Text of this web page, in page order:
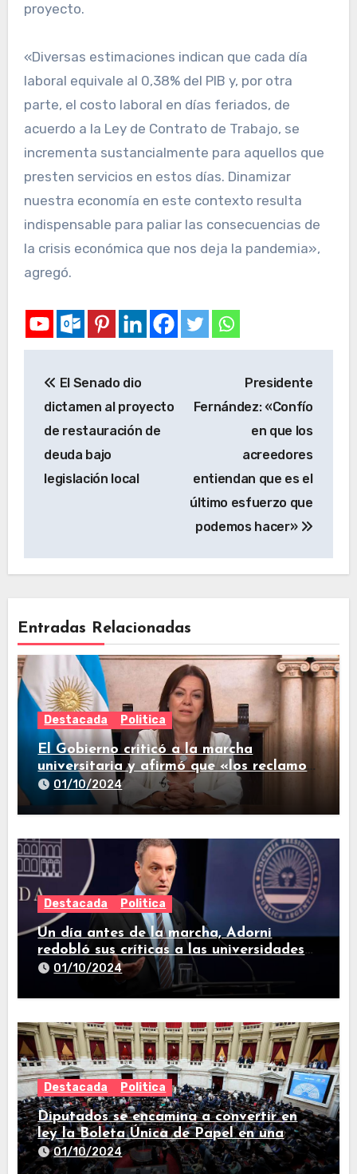
proyecto.
«Diversas estimaciones indican que cada día
laboral equivale al 0,38% del PIB y, por otra
parte, el costo laboral en días feriados, de
acuerdo a la Ley de Contrato de Trabajo, se
incrementa sustancialmente para aquellos que
presten servicios en estos días. Dinamizar
nuestra economía en este contexto resulta
indispensable para paliar las consecuencias de
la crisis económica que nos deja la pandemia»,
agregó.
El Senado dio
dictamen al proyecto
de restauración de
deuda bajo
legislación local
Presidente
Fernández: «Confío
en que los
acreedores
entiendan que es el
último esfuerzo que
podemos hacer»
Entradas Relacionadas
Destacada Politica
El Gobierno criticó a la marcha
universitaria y afirmó que «los reclamos
están todos resueltos»
01/10/2024
Destacada Politica
Un día antes de la marcha, Adorni
redobló sus críticas a las universidades
nacionales
01/10/2024
Destacada Politica
Diputados se encamina a convertir en
ley la Boleta Única de Papel en una
larga sesión
01/10/2024